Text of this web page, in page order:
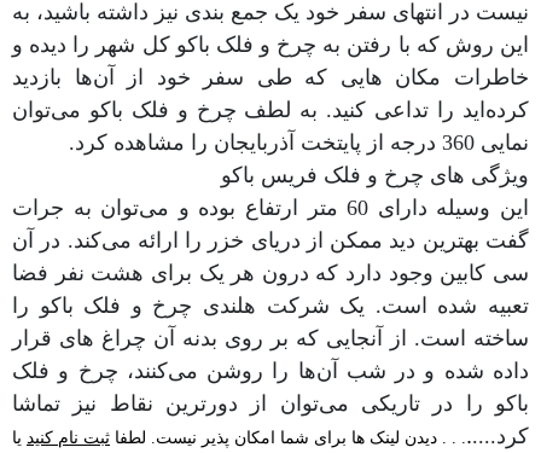
نیست در انتهای سفر خود یک جمع بندی نیز داشته باشید، به
این روش که با رفتن به چرخ و فلک باکو کل شهر را دیده و
خاطرات مکان هایی که طی سفر خود از آن‌ها بازدید
کرده‌اید را تداعی کنید. به لطف چرخ و فلک باکو می‌توان
نمایی 360 درجه از پایتخت آذربایجان را مشاهده کرد.
ویژگی های چرخ و فلک فریس باکو
این وسیله دارای 60 متر ارتفاع بوده و می‌توان به جرات
گفت بهترین دید ممکن از دریای خزر را ارائه می‌کند. در آن
سی کابین وجود دارد که درون هر یک برای هشت نفر فضا
تعبیه شده است. یک شرکت هلندی چرخ و فلک باکو را
ساخته است. از آنجایی که بر روی بدنه آن چراغ های قرار
داده شده و در شب آن‌ها را روشن می‌کنند، چرخ و فلک
باکو را در تاریکی می‌توان از دورترین نقاط نیز تماشا
کرد.....
. . . دیدن لینک ها برای شما امکان پذیر نیست. لطفا ثبت نام کنید یا